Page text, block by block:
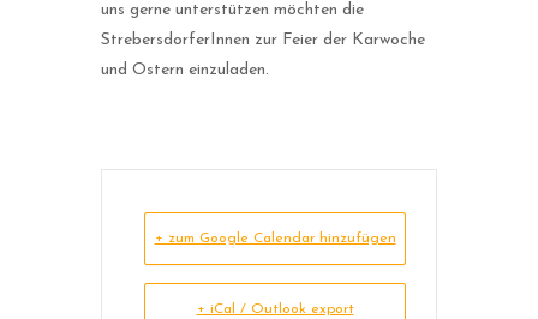
uns gerne unterstützen möchten die
StrebersdorferInnen zur Feier der Karwoche
und Ostern einzuladen.
+ zum Google Calendar hinzufügen
+ iCal / Outlook export